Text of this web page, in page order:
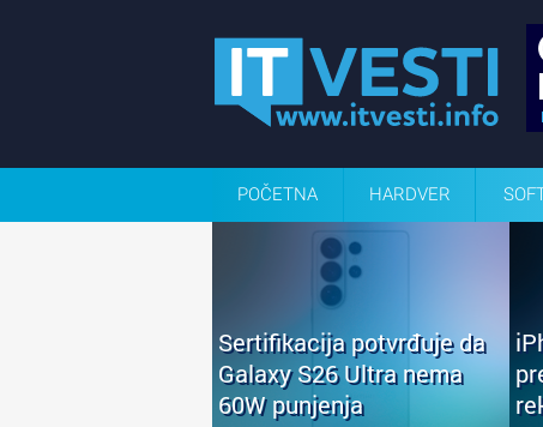
POČETNA HARDVER
Sertifikacija potvrđuje da
Galaxy S26 Ultra nema
60W punjenja